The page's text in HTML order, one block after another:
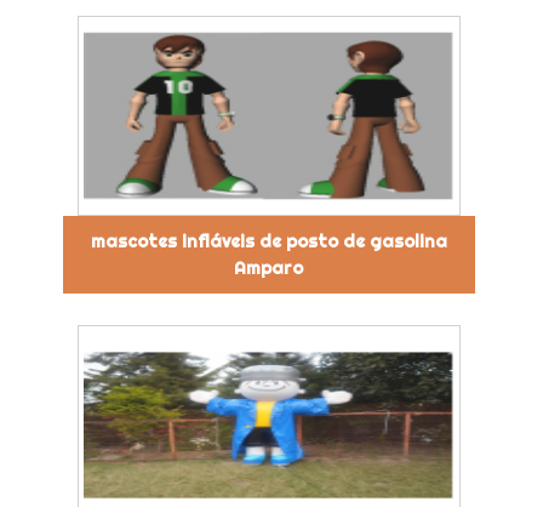
mascotes infláveis de posto de gasolina
Amparo